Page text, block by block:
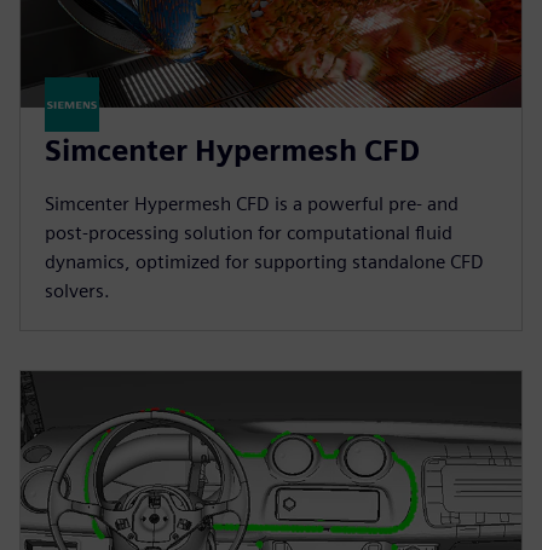
Simcenter Hypermesh CFD
Simcenter Hypermesh CFD is a powerful pre- and
post-processing solution for computational fluid
dynamics, optimized for supporting standalone CFD
solvers.